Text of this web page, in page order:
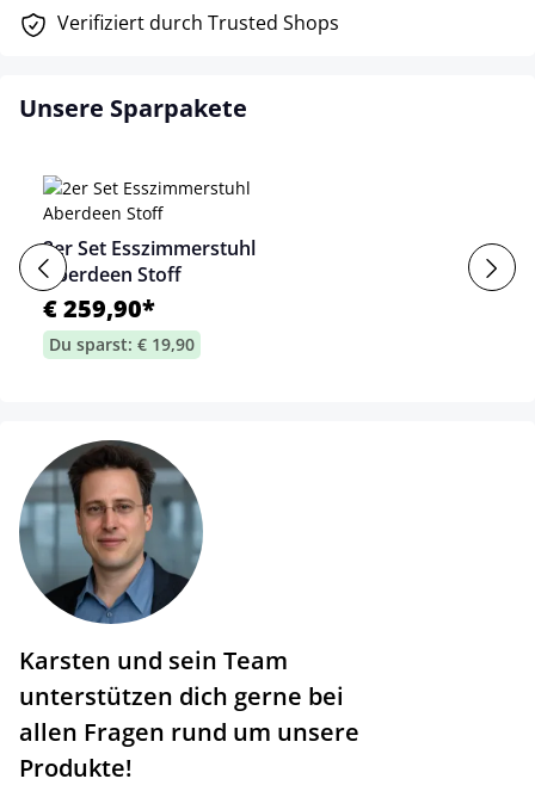
Verifiziert durch Trusted Shops
Unsere Sparpakete
2er Set Esszimmerstuhl
Aberdeen Stoff
€ 259,90*
Du sparst: € 19,90
Karsten und sein Team
unterstützen dich gerne bei
allen Fragen rund um unsere
Produkte!